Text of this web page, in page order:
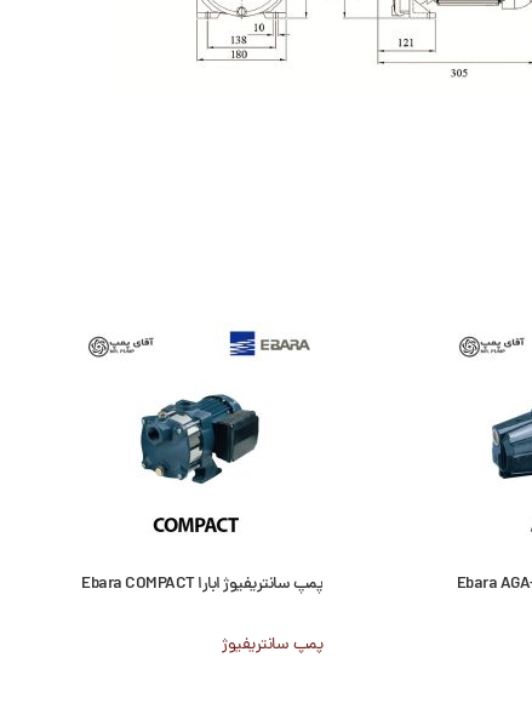
پمپ سانتریفیوژ ابارا Ebara COMPACT
پمپ سانتریفیوژ